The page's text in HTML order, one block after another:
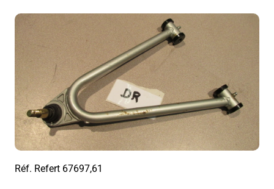
Réf. Refert 67697,61